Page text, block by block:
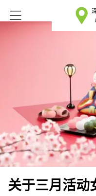
关于三月活动